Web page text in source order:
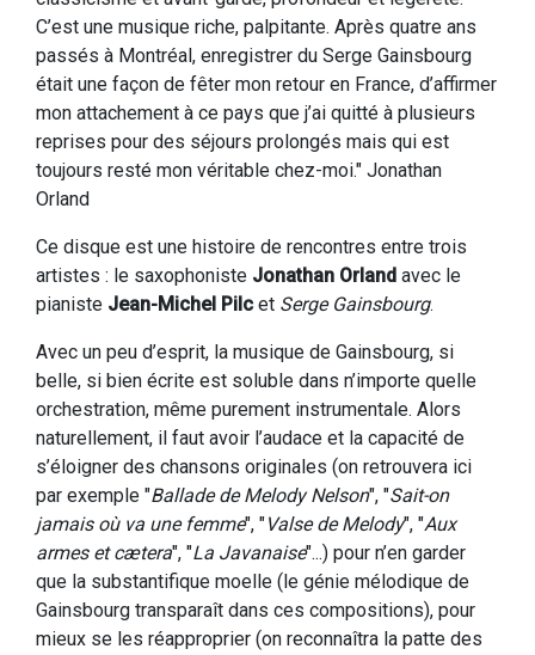
C’est une musique riche, palpitante. Après quatre ans
passés à Montréal, enregistrer du Serge Gainsbourg
était une façon de fêter mon retour en France, d’affirmer
mon attachement à ce pays que j’ai quitté à plusieurs
reprises pour des séjours prolongés mais qui est
toujours resté mon véritable chez-moi." Jonathan
Orland
Ce disque est une histoire de rencontres entre trois
artistes : le saxophoniste Jonathan Orland avec le
pianiste Jean-Michel Pilc et Serge Gainsbourg.
Avec un peu d’esprit, la musique de Gainsbourg, si
belle, si bien écrite est soluble dans n’importe quelle
orchestration, même purement instrumentale. Alors
naturellement, il faut avoir l’audace et la capacité de
s’éloigner des chansons originales (on retrouvera ici
par exemple "Ballade de Melody Nelson", "Sait-on
jamais où va une femme", "Valse de Melody", "Aux
armes et cætera", "La Javanaise"...) pour n’en garder
que la substantifique moelle (le génie mélodique de
Gainsbourg transparaît dans ces compositions), pour
mieux se les réapproprier (on reconnaîtra la patte des